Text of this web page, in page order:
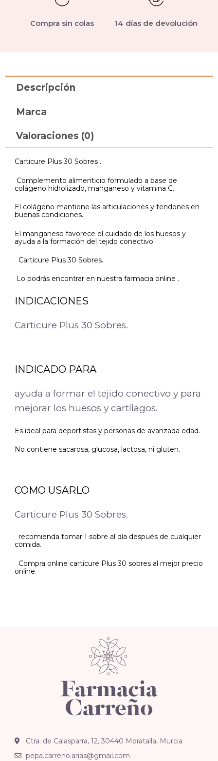
Compra sin colas 14 días de devolución
Descripción
Marca
Valoraciones (0)
Carticure Plus 30 Sobres .
Complemento alimenticio formulado a base de
colágeno hidrolizado, manganeso y vitamina C.
El colágeno mantiene las articulaciones y tendones en
buenas condiciones.
El manganeso favorece el cuidado de los huesos y
ayuda a la formación del tejido conectivo.
Carticure Plus 30 Sobres.
Lo podrás encontrar en nuestra farmacia online .
INDICACIONES
Carticure Plus 30 Sobres.
INDICADO PARA
ayuda a formar el tejido conectivo y para
mejorar los huesos y cartílagos.
Es ideal para deportistas y personas de avanzada edad.
No contiene sacarosa, glucosa, lactosa, ni gluten.
COMO USARLO
Carticure Plus 30 Sobres.
recomienda tomar 1 sobre al día después de cualquier
comida.
Compra online carticure Plus 30 sobres al mejor precio
online.
Ctra. de Calasparra, 12, 30440 Moratalla, Murcia
pepa.carreno.arias@gmail.com